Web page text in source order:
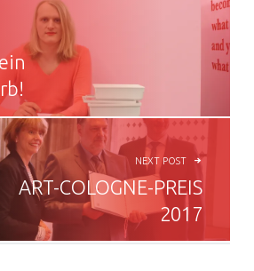
NEXT POST
ART-COLOGNE-PREIS
2017